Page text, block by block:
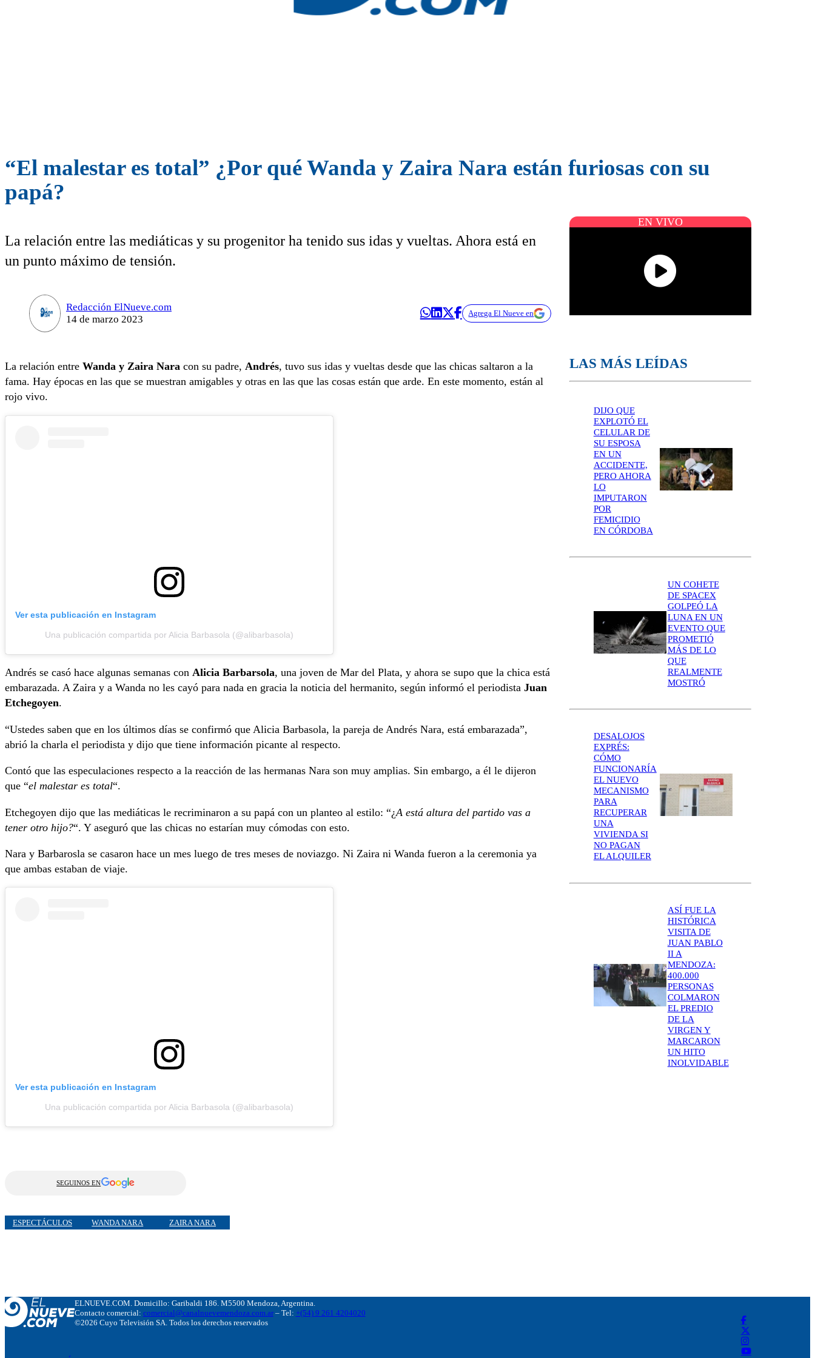
“El malestar es total” ¿Por qué Wanda y Zaira Nara están furiosas con su
papá?
La relación entre las mediáticas y su progenitor ha tenido sus idas y vueltas. Ahora está en
un punto máximo de tensión.
Redacción ElNueve.com
14 de marzo 2023
Agrega El Nueve en
La relación entre Wanda y Zaira Nara con su padre, Andrés, tuvo sus idas y vueltas desde que las chicas saltaron a la
fama. Hay épocas en las que se muestran amigables y otras en las que las cosas están que arde. En este momento, están al
rojo vivo.
Ver esta publicación en Instagram
Una publicación compartida por Alicia Barbasola (@alibarbasola)
Andrés se casó hace algunas semanas con Alicia Barbarsola, una joven de Mar del Plata, y ahora se supo que la chica está
embarazada. A Zaira y a Wanda no les cayó para nada en gracia la noticia del hermanito, según informó el periodista Juan
Etchegoyen.
“Ustedes saben que en los últimos días se confirmó que Alicia Barbasola, la pareja de Andrés Nara, está embarazada”,
abrió la charla el periodista y dijo que tiene información picante al respecto.
Contó que las especulaciones respecto a la reacción de las hermanas Nara son muy amplias. Sin embargo, a él le dijeron
que “el malestar es total“.
Etchegoyen dijo que las mediáticas le recriminaron a su papá con un planteo al estilo: “¿A está altura del partido vas a
tener otro hijo?“. Y aseguró que las chicas no estarían muy cómodas con esto.
Nara y Barbarosla se casaron hace un mes luego de tres meses de noviazgo. Ni Zaira ni Wanda fueron a la ceremonia ya
que ambas estaban de viaje.
Ver esta publicación en Instagram
Una publicación compartida por Alicia Barbasola (@alibarbasola)
SEGUINOS EN
ESPECTÁCULOS WANDA NARA ZAIRA NARA
EN VIVO
LAS MÁS LEÍDAS
DIJO QUE
EXPLOTÓ EL
CELULAR DE
SU ESPOSA
EN UN
ACCIDENTE,
PERO AHORA
LO
IMPUTARON
POR
FEMICIDIO
EN CÓRDOBA
UN COHETE
DE SPACEX
GOLPEÓ LA
LUNA EN UN
EVENTO QUE
PROMETIÓ
MÁS DE LO
QUE
REALMENTE
MOSTRÓ
DESALOJOS
EXPRÉS:
CÓMO
FUNCIONARÍA
EL NUEVO
MECANISMO
PARA
RECUPERAR
UNA
VIVIENDA SI
NO PAGAN
EL ALQUILER
ASÍ FUE LA
HISTÓRICA
VISITA DE
JUAN PABLO
II A
MENDOZA:
400.000
PERSONAS
COLMARON
EL PREDIO
DE LA
VIRGEN Y
MARCARON
UN HITO
INOLVIDABLE
ELNUEVE.COM. Domicillo: Garibaldi 186. M5500 Mendoza, Argentina.
Contacto comercial: comercial@canalnuevemendoza.com.ar– Tel: +(54) 9 261 4204020
©2026 Cuyo Televisión SA. Todos los derechos reservados